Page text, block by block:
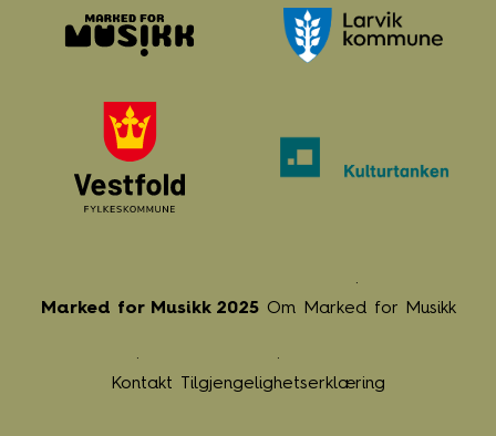
Marked for Musikk 2025 Om Marked for Musikk
Kontakt Tilgjengelighetserklæring